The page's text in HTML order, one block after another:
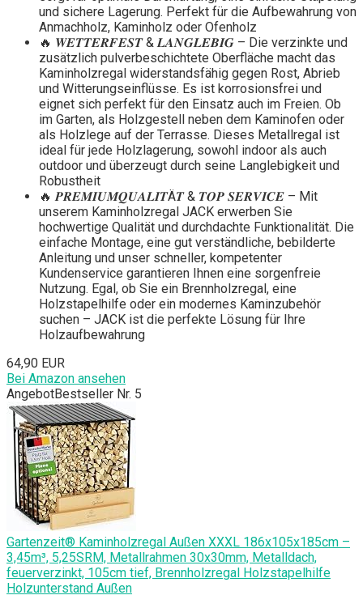
und sichere Lagerung. Perfekt für die Aufbewahrung von
Anmachholz, Kaminholz oder Ofenholz
🔥 𝑾𝑬𝑻𝑻𝑬𝑹𝑭𝑬𝑺𝑻 & 𝑳𝑨𝑵𝑮𝑳𝑬𝑩𝑰𝑮 – Die verzinkte und
zusätzlich pulverbeschichtete Oberfläche macht das
Kaminholzregal widerstandsfähig gegen Rost, Abrieb
und Witterungseinflüsse. Es ist korrosionsfrei und
eignet sich perfekt für den Einsatz auch im Freien. Ob
im Garten, als Holzgestell neben dem Kaminofen oder
als Holzlege auf der Terrasse. Dieses Metallregal ist
ideal für jede Holzlagerung, sowohl indoor als auch
outdoor und überzeugt durch seine Langlebigkeit und
Robustheit
🔥 𝑷𝑹𝑬𝑴𝑰𝑼𝑴𝑸𝑼𝑨𝑳𝑰𝑻Ä𝑻 & 𝑻𝑶𝑷 𝑺𝑬𝑹𝑽𝑰𝑪𝑬 – Mit
unserem Kaminholzregal JACK erwerben Sie
hochwertige Qualität und durchdachte Funktionalität. Die
einfache Montage, eine gut verständliche, bebilderte
Anleitung und unser schneller, kompetenter
Kundenservice garantieren Ihnen eine sorgenfreie
Nutzung. Egal, ob Sie ein Brennholzregal, eine
Holzstapelhilfe oder ein modernes Kaminzubehör
suchen – JACK ist die perfekte Lösung für Ihre
Holzaufbewahrung
64,90 EUR
Bei Amazon ansehen
AngebotBestseller Nr. 5
Gartenzeit® Kaminholzregal Außen XXXL 186x105x185cm –
3,45m³, 5,25SRM, Metallrahmen 30x30mm, Metalldach,
feuerverzinkt, 105cm tief, Brennholzregal Holzstapelhilfe
Holzunterstand Außen